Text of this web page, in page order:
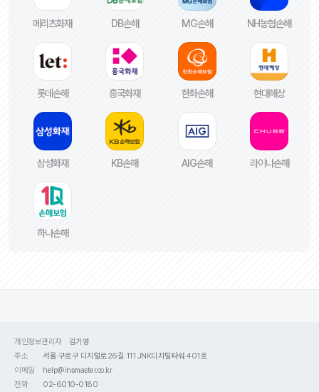
메리츠화재 DB손해 MG손해 NH농협손해
롯데손해 흥국화재 한화손해 현대해상
삼성화재 KB손해 AIG손해 라이나손해
하나손해
개인정보관리자
김기영
주소
서울 구로구 디지털로26길 111 JNK디지털타워 401호
이메일
help@insmaster.co.kr
전화
02-6010-0180